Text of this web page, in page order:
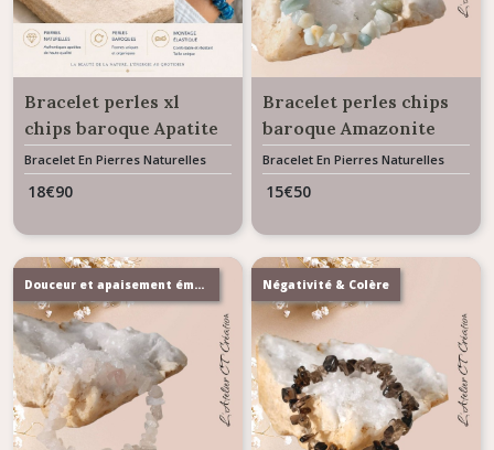
Bracelet perles xl
chips baroque Apatite
Bracelet En Pierres Naturelles
18€90
Bracelet perles chips
baroque Amazonite
Bracelet En Pierres Naturelles
15€50
Douceur et apaisement émotionnel Négativité & Colère